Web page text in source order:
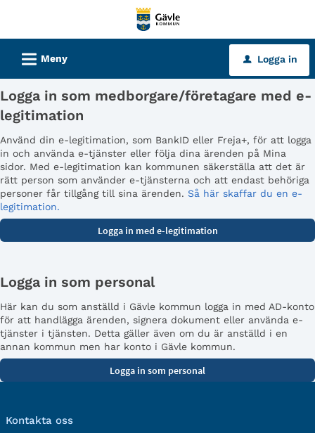
tjänster
Gävle
kommun
L Meny u Logga in
Logga in som medborgare/företagare med e-
legitimation
Använd din e-legitimation, som BankID eller Freja+, för att logga
in och använda e-tjänster eller följa dina ärenden på Mina
sidor. Med e-legitimation kan kommunen säkerställa att det är
rätt person som använder e-tjänsterna och att endast behöriga
personer får tillgång till sina ärenden. Så här skaffar du en e-
legitimation.
Logga in som personal
Här kan du som anställd i Gävle kommun logga in med AD-konto
för att handlägga ärenden, signera dokument eller använda e-
tjänster i tjänsten. Detta gäller även om du är anställd i en
annan kommun men har konto i Gävle kommun.
Kontakta oss